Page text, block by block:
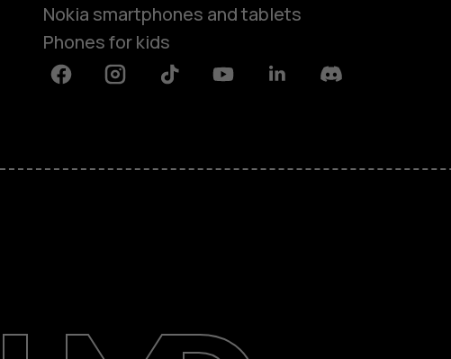
Support
Nokia smartphones and tablets
Phones for kids
FacebookInstagramTiktok YoutubeLinkedinDiscord